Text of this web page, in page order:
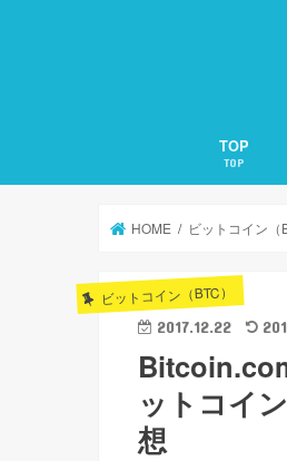
TOP
TOP
HOME ビットコイン（
ビットコイン（BTC）
2017.12.22
ットコイ
想